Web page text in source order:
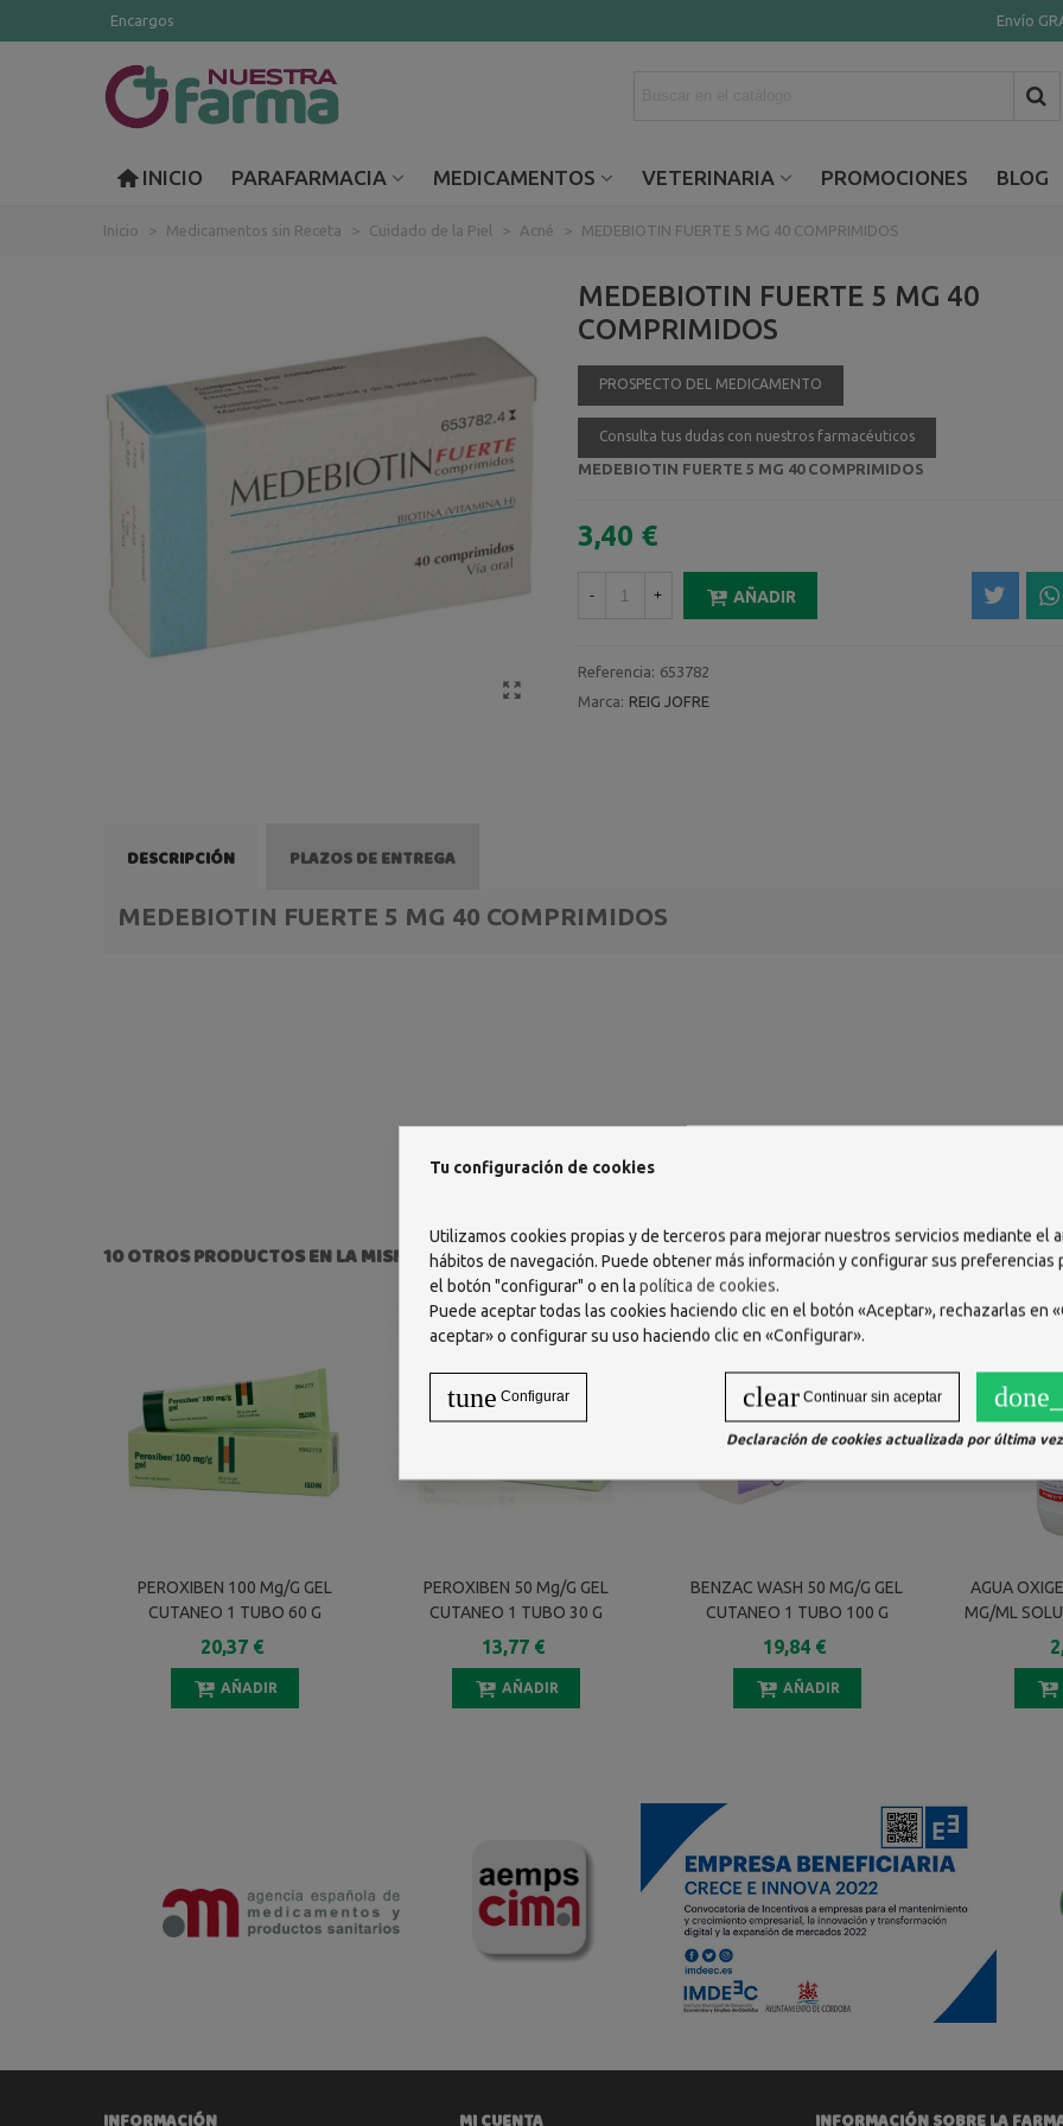
Encargos Envío
INICIO PARAFARMACIA MEDICAMENTOS VETERINARIA PROMOCIONES BLOG
Inicio > Medicamentos sin Receta > Cuidado de la Piel > Acné > MEDEBIOTIN FUERTE 5 MG 40 COMPRIMIDOS
MEDEBIOTIN FUERTE 5 MG 40
COMPRIMIDOS
PROSPECTO DEL MEDICAMENTO
Consulta tus dudas con nuestros farmacéuticos
MEDEBIOTIN FUERTE 5 MG 40 COMPRIMIDOS
3,40 €
- + AÑADIR
Referencia: 653782
Marca: REIG JOFRE
DESCRIPCIÓN PLAZOS DE ENTREGA
MEDEBIOTIN FUERTE 5 MG 40 COMPRIMIDOS
10 OTROS PRODUCTOS EN LA MISMA CATEGORÍA:
PEROXIBEN 100 Mg/g GEL
CUTANEO 1 TUBO 60 G
20,37 €
AÑADIR
PEROXIBEN 50 Mg/g GEL
CUTANEO 1 TUBO 30 G
13,77 €
AÑADIR
BENZAC WASH 50 MG/G GEL
CUTANEO 1 TUBO 100 G
19,84 €
AÑADIR
AGUA
MG/ML
BUCAL 1
INFORMACIÓN MI CUENTA INFORMACIÓN SOBRE LA
Tu configuración de cookies
Utilizamos cookies propias y de terceros para mejorar nuestros servicios mediante el
hábitos de navegación. Puede obtener más información y configurar sus preferencias
el botón "configurar" o en la política de cookies.
Puede aceptar todas las cookies haciendo clic en el botón «Aceptar», rechazarlas en
aceptar» o configurar su uso haciendo clic en «Configurar».
clear Continuar sin aceptar
tune Configurar
Declaración de cookies actualizada por última